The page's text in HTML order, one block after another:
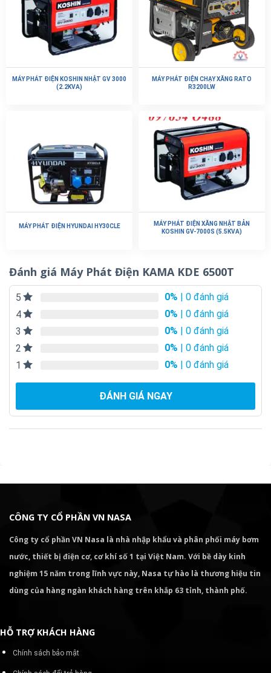
MÁY PHÁT ĐIỆN KOSHIN NHẬT GV 3000
(2.2KVA)
MÁY PHÁT ĐIỆN CHẠY XĂNG RATO
R3200LW
MÁY PHÁT ĐIỆN HYUNDAI HY30CLE
MÁY PHÁT ĐIỆN XĂNG NHẬT BẢN
KOSHIN GV-7000S (5.5KVA)
Đánh giá Máy Phát Điện KAMA KDE 6500T
5 0% | 0 đánh giá
4
0% | 0 đánh giá
3
0% | 0 đánh giá
2
0% | 0 đánh giá
1
0% | 0 đánh giá
ĐÁNH GIÁ NGAY
CÔNG TY CỔ PHẦN VN NASA
Công ty cổ phần VN Nasa là nhà nhập khẩu và phân phối máy bơm
nước, thiết bị điện cơ, cơ khí số 1 tại Việt Nam. Với bề dày kinh
nghiệm 15 năm trong lĩnh vực này, Nasa tự hào là thương hiệu tin
dùng của hàng ngàn khách hàng trên khắp 63 tỉnh, thành phố.
HỖ TRỢ KHÁCH HÀNG
Chính sách bảo mật